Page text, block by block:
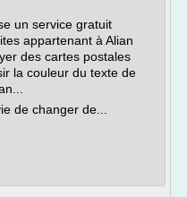
un service gratuit
appartenant à Alian
des cartes postales
la couleur du texte de
de changer de...